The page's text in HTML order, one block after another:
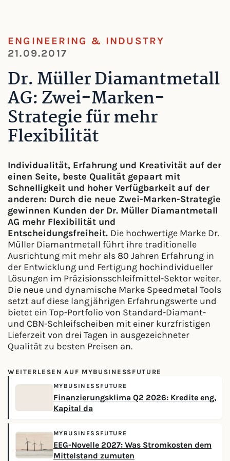
ENGINEERING & INDUSTRY
21.09.2017
Dr. Müller Diamantmetall
AG: Zwei-Marken-
Strategie für mehr
Flexibilität
Individualität, Erfahrung und Kreativität auf der
einen Seite, beste Qualität gepaart mit
Schnelligkeit und hoher Verfügbarkeit auf der
anderen: Durch die neue Zwei-Marken-Strategie
gewinnen Kunden der Dr. Müller Diamantmetall
AG mehr Flexibilität und
Entscheidungsfreiheit. Die hochwertige Marke Dr.
Müller Diamantmetall führt ihre traditionelle
Ausrichtung mit mehr als 80 Jahren Erfahrung in
der Entwicklung und Fertigung hochindividueller
Lösungen im Präzisionsschleifmittel-Sektor weiter.
Die neue und dynamische Marke Speedmetal Tools
setzt auf diese langjährigen Erfahrungswerte und
bietet ein Top-Portfolio von Standard-Diamant-
und CBN-Schleifscheiben mit einer kurzfristigen
Lieferzeit von drei Tagen in ausgezeichneter
Qualität zu besten Preisen an.
WEITERLESEN AUF MYBUSINESSFUTURE
MYBUSINESSFUTURE
Finanzierungsklima Q2 2026: Kredite eng,
Kapital da
MYBUSINESSFUTURE
EEG-Novelle 2027: Was Stromkosten dem
Mittelstand zumuten